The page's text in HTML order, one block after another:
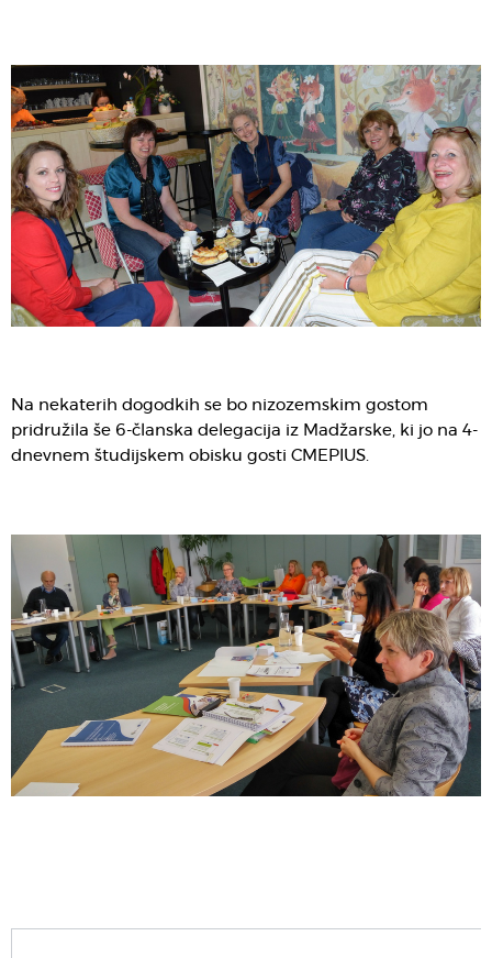
Na nekaterih dogodkih se bo nizozemskim gostom
pridružila še 6-članska delegacija iz Madžarske, ki jo na 4-
dnevnem študijskem obisku gosti CMEPIUS.